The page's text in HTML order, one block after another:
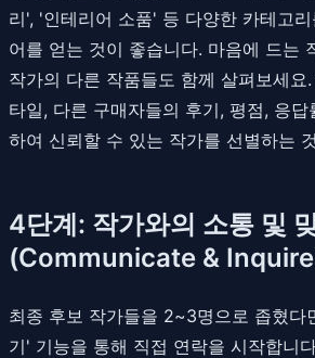
리', '인테리어 소품' 등 다양한 카테고
어를 얻는 것이 좋습니다. 마음에 드는
작가의 다른 작품들도 함께 살펴보세요
타일, 다른 구매자들의 후기, 평점, 응
하여 신뢰할 수 있는 작가를 선별하는
4단계: 작가와의 소통 및
(Communicate &
최종 후보 작가들을 2~3명으로 좁혔다
기' 기능을 통해 직접 연락을 시작합니